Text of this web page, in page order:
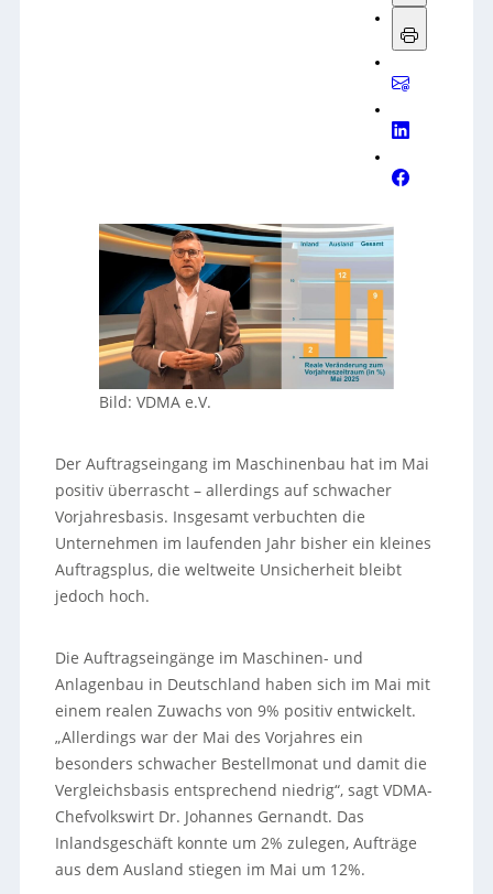
Bild: VDMA e.V.
Der Auftragseingang im Maschinenbau hat im Mai
positiv überrascht – allerdings auf schwacher
Vorjahresbasis. Insgesamt verbuchten die
Unternehmen im laufenden Jahr bisher ein kleines
Auftragsplus, die weltweite Unsicherheit bleibt
jedoch hoch.
Die Auftragseingänge im Maschinen- und
Anlagenbau in Deutschland haben sich im Mai mit
einem realen Zuwachs von 9% positiv entwickelt.
„Allerdings war der Mai des Vorjahres ein
besonders schwacher Bestellmonat und damit die
Vergleichsbasis entsprechend niedrig“, sagt VDMA-
Chefvolkswirt Dr. Johannes Gernandt. Das
Inlandsgeschäft konnte um 2% zulegen, Aufträge
aus dem Ausland stiegen im Mai um 12%.